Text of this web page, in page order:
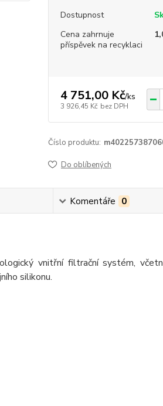
Dostupnost
Cena zahrnuje
příspěvek na recyklaci
4 751,00 Kč/ks
3 926,45 Kč bez DPH
Číslo produktu:
Do oblíbených
Komentáře 0
vnitřní filtrační systém,
silikonu.